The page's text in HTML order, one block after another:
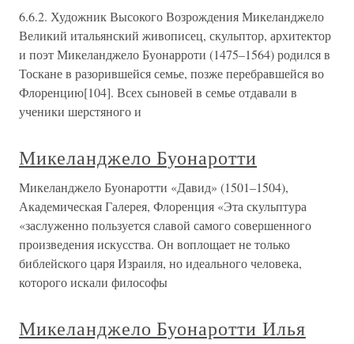
6.6.2. Художник Высокого Возрождения Микеланджело
Великий итальянский живописец, скульптор, архитектор
и поэт Микеланджело Буонарроти (1475–1564) родился в
Тоскане в разорившейся семье, позже перебравшейся во
Флоренцию[104]. Всех сыновей в семье отдавали в
ученики шерстяного и
Микеланджело Буонаротти
Микеланджело Буонаротти «Давид» (1501–1504),
Академическая Галерея, Флоренция «Эта скульптура
«заслуженно пользуется славой самого совершенного
произведения искусства. Он воплощает не только
библейского царя Израиля, но идеального человека,
которого искали философы
Микеланджело Буонаротти Илья